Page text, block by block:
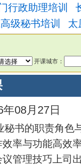
行政助理培训
级秘书培训 太
开课城市：
08月27日
书的职责角色
率与功能高效
管理技巧上司